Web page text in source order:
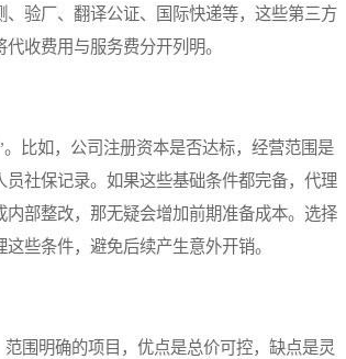
验厂、翻译公证、国际快递等，这些第三方
收费用与服务费分开列明。
比如，公司注册资本是否达标，经营范围是
社保记录。如果这些基础条件都完备，代理
部整改，那无疑会增加前期准备成本。选择
些条件，避免后续产生意外开销。
围明确的项目，优点是总价可控，缺点是灵